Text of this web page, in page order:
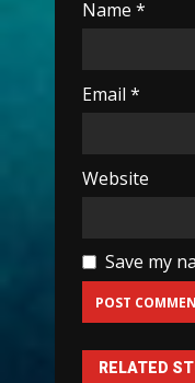
Name *
Email *
Website
Save my
RELATED